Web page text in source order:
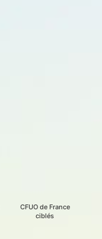
CFUO de France
ciblés